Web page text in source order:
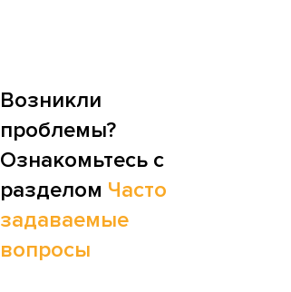
Возникли
проблемы?
Ознакомьтесь с
разделом Часто
задаваемые
вопросы